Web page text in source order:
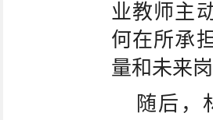
业教师主
何在所承
量和未来
随后，